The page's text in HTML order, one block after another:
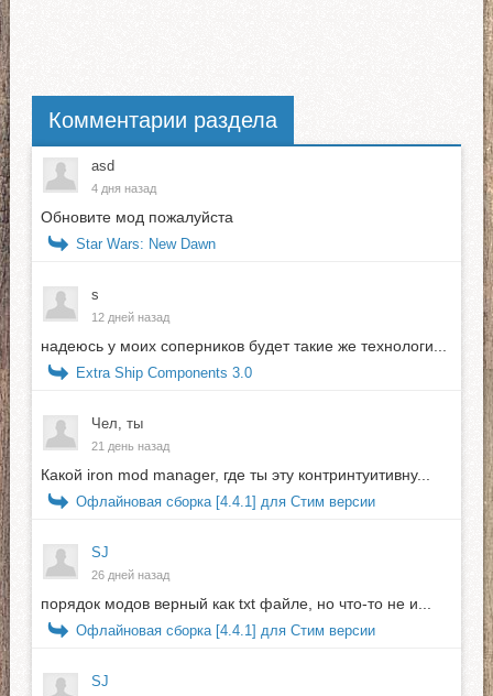
Комментарии раздела
asd
4 дня назад
Обновите мод пожалуйста
Star Wars: New Dawn
s
12 дней назад
надеюсь у моих соперников будет такие же технологи...
Extra Ship Components 3.0
Чел, ты
21 день назад
Какой iron mod manager, где ты эту контринтуитивну...
Офлайновая сборка [4.4.1] для Стим версии
SJ
26 дней назад
порядок модов верный как txt файле, но что-то не и...
Офлайновая сборка [4.4.1] для Стим версии
SJ